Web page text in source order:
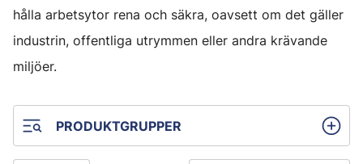
hålla arbetsytor rena och säkra, oavsett om det gäller
industrin, offentliga utrymmen eller andra krävande
miljöer.
PRODUKTGRUPPER